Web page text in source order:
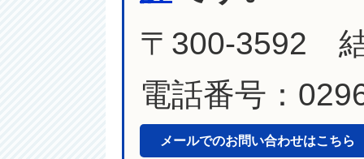
〒300-3592
電話番号：
メールでのお問い合わせはこちら